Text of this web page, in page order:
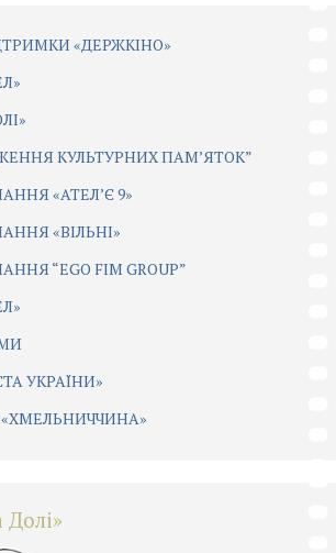
«ДЕРЖКІНО»
КУЛЬТУРНИХ ПАМ’ЯТОК”
«АТЕЛ’Є 9»
«ВІЛЬНІ»
“EGO FIM GROUP”
УКРАЇНИ»